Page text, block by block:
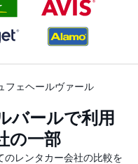
フェヘールヴァール
バールで利用
の一部
のレンタカー会社の比較を